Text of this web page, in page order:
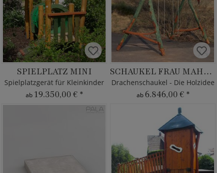
SPIELPLATZ MINI
Spielplatzgerät für Kleinkinder
ab 19.350,00 € *
SCHAUKEL FRAU MAHLZAHN
Drachenschaukel - Die Holzidee
ab 6.846,00 € *